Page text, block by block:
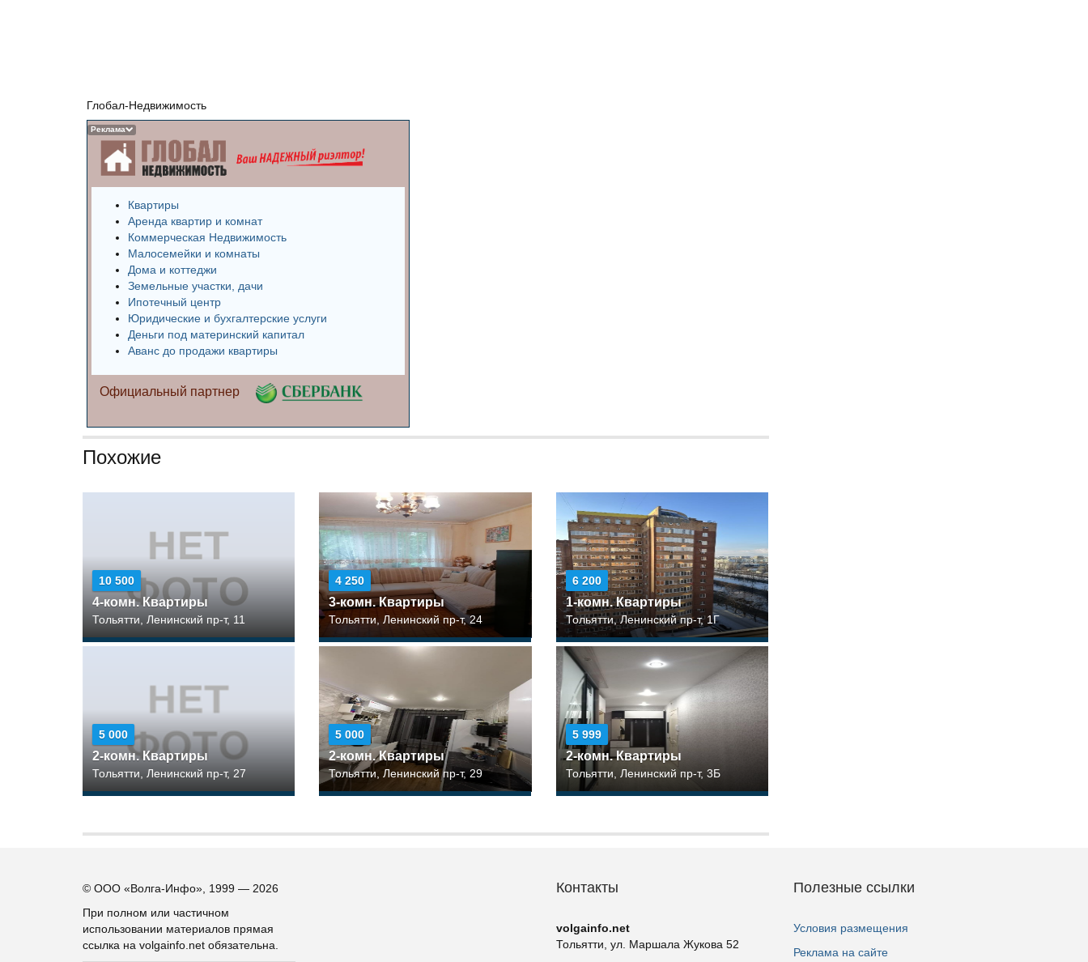
Реклама
Глобал-Недвижимость
Квартиры
Аренда квартир и комнат
Коммерческая Недвижимость
Малосемейки и комнаты
Дома и коттеджи
Земельные участки, дачи
Ипотечный центр
Юридические и бухгалтерские услуги
Деньги под материнский капитал
Аванс до продажи квартиры
Официальный партнер
Похожие
10 500
4-комн. Квартиры
Тольятти, Ленинский пр-т, 11
4 250
3-комн. Квартиры
Тольятти, Ленинский пр-т, 24
6 200
1-комн. Квартиры
Тольятти, Ленинский пр-т, 1Г
5 000
2-комн. Квартиры
Тольятти, Ленинский пр-т, 27
5 000
2-комн. Квартиры
Тольятти, Ленинский пр-т, 29
5 999
2-комн. Квартиры
Тольятти, Ленинский пр-т, 3Б
© ООО «Волга-Инфо», 1999 — 2026
При полном или частичном
использовании материалов прямая
ссылка на volgainfo.net обязательна.
Контакты
volgainfo.net
Тольятти, ул. Маршала Жукова 52
Полезные ссылки
Условия размещения
Реклама на сайте